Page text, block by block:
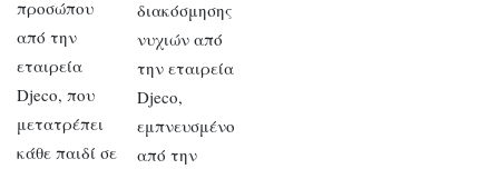
προσώπου
από την
εταιρεία
Djeco, που
μετατρέπει
κάθε παιδί σε
διακόσμησης
νυχιών από
την εταιρεία
Djeco,
εμπνευσμένο
από την